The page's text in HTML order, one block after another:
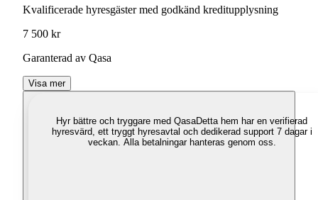
Kvalificerade hyresgäster med godkänd kreditupplysning
7 500 kr
Garanterad av Qasa
Visa mer
Hyr bättre och tryggare med QasaDetta hem har en verifierad
hyresvärd, ett tryggt hyresavtal och dedikerad support 7 dagar i
veckan. Alla betalningar hanteras genom oss.